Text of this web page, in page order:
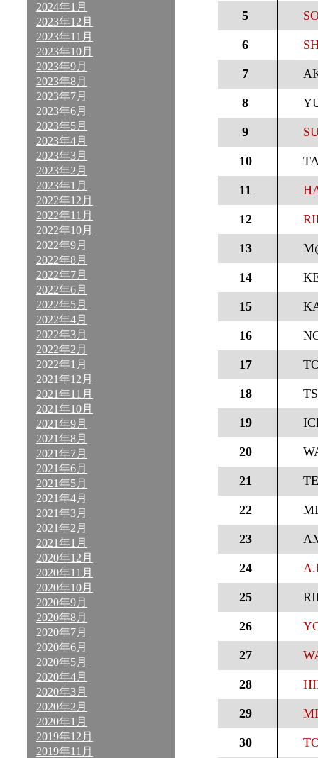
2024年1月
2023年12月
2023年11月
2023年10月
2023年9月
2023年8月
2023年7月
2023年6月
2023年5月
2023年4月
2023年3月
2023年2月
2023年1月
2022年12月
2022年11月
2022年10月
2022年9月
2022年8月
2022年7月
2022年6月
2022年5月
2022年4月
2022年3月
2022年2月
2022年1月
2021年12月
2021年11月
2021年10月
2021年9月
2021年8月
2021年7月
2021年6月
2021年5月
2021年4月
2021年3月
2021年2月
2021年1月
2020年12月
2020年11月
2020年10月
2020年9月
2020年8月
2020年7月
2020年6月
2020年5月
2020年4月
2020年3月
2020年2月
2020年1月
2019年12月
2019年11月
5
6
7
8
9
10
11
12
13
14
15
16
17
18 TS
19
20
21
22
23
24
25
26
27
28
29
30